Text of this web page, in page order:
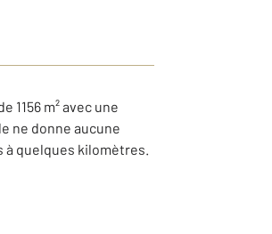
m² avec une
ne donne aucune
à quelques kilomètres.